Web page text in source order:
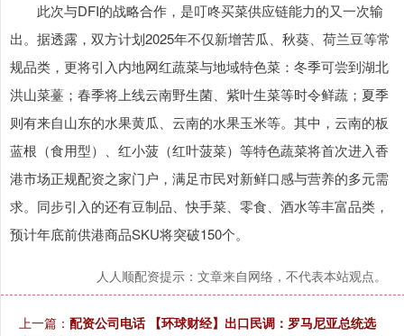
此次与DFI的战略合作，是叮咚买菜供应链能力的又一次输
出。据透露，双方计划2025年不仅新增苦瓜、秋葵、荷兰豆等常
规品类，更将引入内地网红蔬菜与地域特色菜：冬季可尝到湖北
洪山菜薹；春季将上线云南野生菌、紫叶生菜等时令鲜蔬；夏季
则有来自山东的水果黄瓜、云南的水果玉米等。其中，云南的板
蓝根（食用型）、红小菠（红叶菠菜）等特色蔬菜将首次进入香
港市场正规配资之家门户，满足市民对新鲜口感与营养的多元需
求。同步引入的还有豆制品、快手菜、零食、酒水等丰富品类，
预计年底前供港商品SKU将突破150个。
人人顺配资提示：文章来自网络，不代表本站观点。
上一篇： 配资公司电话 【环球财经】出口民调：罗马尼亚总统选